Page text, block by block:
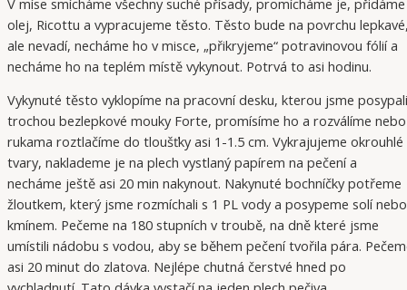
olej, Ricottu a vypracujeme těsto. Těsto bude na povrchu
ale nevadí, necháme ho v misce, „přikryjeme“ potravinovou fólií a
necháme ho na teplém místě vykynout. Potrvá to asi hodinu.
Vykynuté těsto vyklopíme na pracovní desku, kterou jsme posypali
trochou bezlepkové mouky Forte, promísíme ho a rozválíme nebo
rukama roztlačíme do tloušťky asi 1-1.5 cm. Vykrajujeme okrouhlé
tvary, naklademe je na plech vystlaný papírem na pečení a
necháme ještě asi 20 min nakynout. Nakynuté bochníčky potřeme
žloutkem, který jsme rozmíchali s 1 PL vody a posypeme solí nebo
kmínem. Pečeme na 180 stupních v troubě, na dně které jsme
umístili nádobu s vodou, aby se během pečení tvořila pára.
asi 20 minut do zlatova. Nejlépe chutná čerstvé hned po